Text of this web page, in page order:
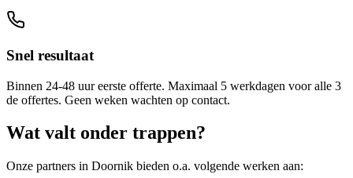
Snel resultaat
Binnen 24-48 uur eerste offerte. Maximaal 5 werkdagen voor alle 3
de offertes. Geen weken wachten op contact.
Wat valt onder trappen?
Onze partners in Doornik bieden o.a. volgende werken aan: